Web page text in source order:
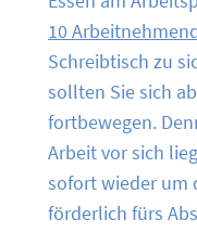
10
Schreibtisch zu
sollten Sie sich
fortbewegen.
Arbeit vor sich
sofort wieder um
förderlich fürs